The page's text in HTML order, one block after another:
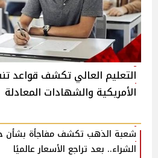
التعليم العالي تكشف قواعد
الأمريكية والشهادات المعادلة
شعبة الذهب تكشف مفاجأة بشأن
الشراء.. بعد تراجع الأسعار عالميًا